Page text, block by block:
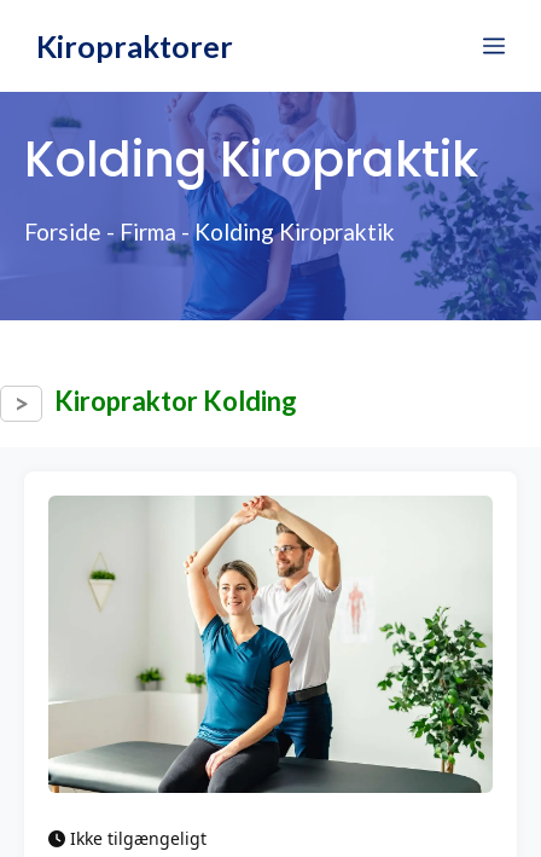
Kiropraktorer
Kolding Kiropraktik
Forside -Firma -Kolding Kiropraktik
Kiropraktor Kolding
Ikke tilgængeligt